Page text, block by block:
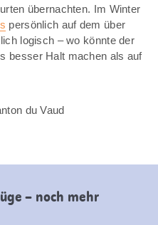
übernachten. Im Winter
persönlich auf dem über
logisch – wo könnte der
besser Halt machen als auf
du Vaud
– noch mehr